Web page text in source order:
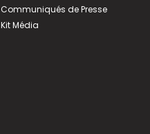
Communiqués de Presse
Kit Média